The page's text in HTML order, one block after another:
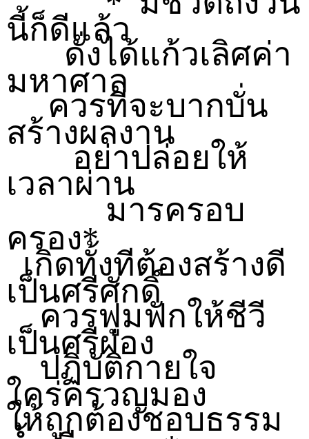
นี้ก็ดีแล้ว
ดั่งได้แก้วเลิศค่า
มหาศาล
ควรที่จะบากบั่น
สร้างผลงาน
อย่าปล่อยให้
เวลาผ่าน
มารครอบ
ครอง*
เกิดทั้งทีต้องสร้างดี
เป็นศรีศักดิ์
ควรฟูมฟักให้ชีวี
เป็นศรีผ่อง
ปฏิบัติกายใจ
ใคร่ครวญมอง
ให้ถูกต้องชอบธรรม